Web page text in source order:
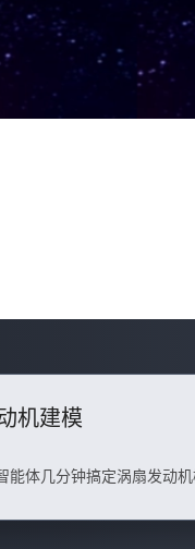
机建模
能体几分钟搞定涡扇发动机